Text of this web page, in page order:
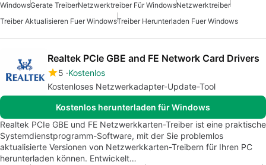
WindowsGerate TreiberNetzwerktreiber Für WindowsNetzwerktreiber
Treiber Aktualisieren Fuer WindowsTreiber Herunterladen Fuer Windows
Realtek PCIe GBE and FE Network Card Drivers
5 Kostenlos
Kostenloses Netzwerkadapter-Update-Tool
Kostenlos herunterladen für Windows
Realtek PCIe GBE und FE Netzwerkkarten-Treiber ist eine praktische
Systemdienstprogramm-Software, mit der Sie problemlos
aktualisierte Versionen von Netzwerkkarten-Treibern für Ihren PC
herunterladen können. Entwickelt…